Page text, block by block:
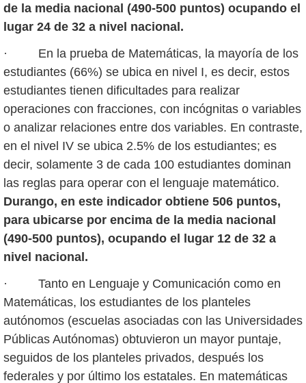
de la media nacional (490-500 puntos) ocupando el
lugar 24 de 32 a nivel nacional.
· En la prueba de Matemáticas, la mayoría de los
estudiantes (66%) se ubica en nivel I, es decir, estos
estudiantes tienen dificultades para realizar
operaciones con fracciones, con incógnitas o variables
o analizar relaciones entre dos variables. En contraste,
en el nivel IV se ubica 2.5% de los estudiantes; es
decir, solamente 3 de cada 100 estudiantes dominan
las reglas para operar con el lenguaje matemático.
Durango, en este indicador obtiene 506 puntos,
para ubicarse por encima de la media nacional
(490-500 puntos), ocupando el lugar 12 de 32 a
nivel nacional.
· Tanto en Lenguaje y Comunicación como en
Matemáticas, los estudiantes de los planteles
autónomos (escuelas asociadas con las Universidades
Públicas Autónomas) obtuvieron un mayor puntaje,
seguidos de los planteles privados, después los
federales y por último los estatales. En matemáticas